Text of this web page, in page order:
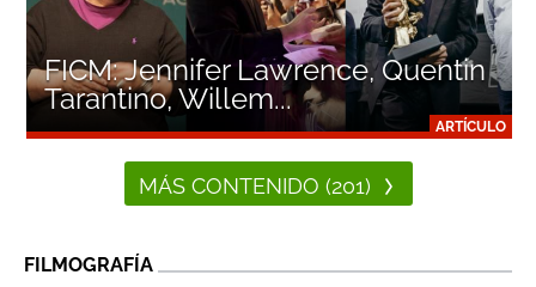
ARTÍCULO
FICM: Jennifer Lawrence, Quentin
Tarantino, Willem...
MÁS CONTENIDO (201)
FILMOGRAFÍA